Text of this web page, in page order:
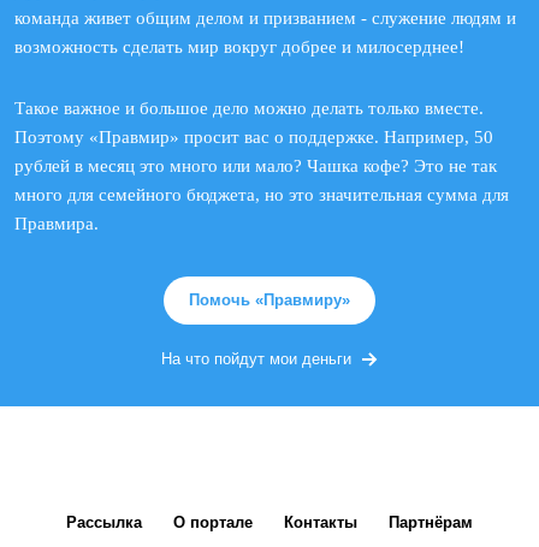
команда живет общим делом и призванием - служение людям и
возможность сделать мир вокруг добрее и милосерднее!
Такое важное и большое дело можно делать только вместе.
Поэтому «Правмир» просит вас о поддержке. Например, 50
рублей в месяц это много или мало? Чашка кофе? Это не так
много для семейного бюджета, но это значительная сумма для
Правмира.
Помочь «Правмиру»
На что пойдут мои деньги
Рассылка О портале Контакты Партнёрам